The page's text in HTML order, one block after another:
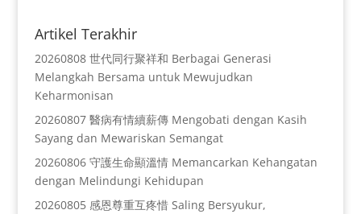
Artikel Terakhir
20260808 世代同行聚祥和 Berbagai Generasi
Melangkah Bersama untuk Mewujudkan
Keharmonisan
20260807 醫病有情續薪傳 Mengobati dengan Kasih
Sayang dan Mewariskan Semangat
20260806 守護生命顯溫情 Memancarkan Kehangatan
dengan Melindungi Kehidupan
20260805 感恩尊重互疼惜 Saling Bersyukur,